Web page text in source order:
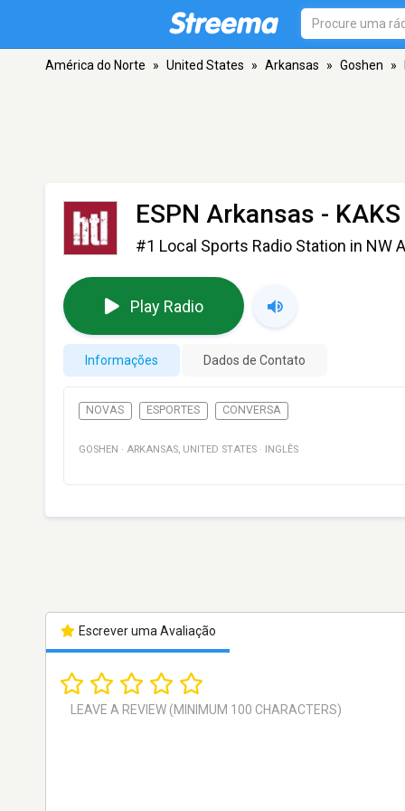
América do Norte » United States » Arkansas » Goshen »
ESPN Arkansas - KAKS
#1 Local Sports Radio Station in NW
Play Radio
Informações Dados de Contato
NOVAS ESPORTES CONVERSA
GOSHEN · ARKANSAS, UNITED STATES · INGLÊS
Escrever uma Avaliação